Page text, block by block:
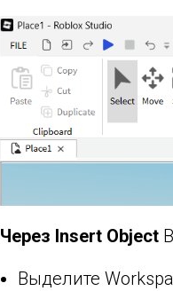
Через Insert Object
Выделите